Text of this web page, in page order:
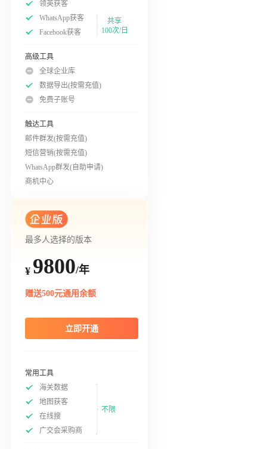
领英获客
WhatsApp获客
Facebook获客
共享
100次/日
高级工具
全球企业库
数据导出(按需充值)
免费子账号
触达工具
邮件群发(按需充值)
短信营销(按需充值)
WhatsApp群发(自助申请)
商机中心
最多人选择的版本
¥ 9800/年
赠送500元通用余额
立即开通
常用工具
海关数据
地图获客
在线搜
广交会采购商
不限